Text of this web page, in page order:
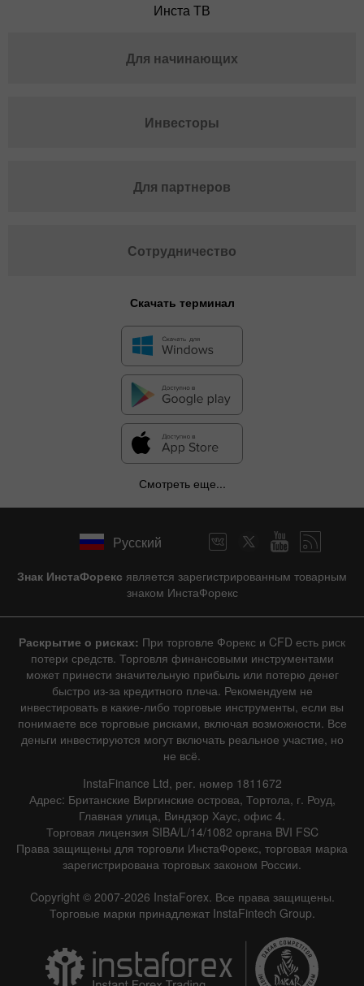
Инста ТВ
Для начинающих
Инвесторы
Для партнеров
Сотрудничество
Скачать терминал
Смотреть еще...
Русский
Знак ИнстаФорекс является зарегистрированным товарным
знаком ИнстаФорекс
Раскрытие о рисках: При торговле Форекс и CFD есть риск
потери средств. Торговля финансовыми инструментами
может принести значительную прибыль или потерю денег
быстро из-за кредитного плеча. Рекомендуем не
инвестировать в какие-либо торговые инструменты, если вы
понимаете все торговые рисками, включая возможности. Все
деньги инвестируются могут включать реальное участие, но
не всё.
InstaFinance Ltd, рег. номер 1811672
Адрес: Британские Виргинские острова, Тортола, г. Роуд,
Главная улица, Виндзор Хаус, офис 4.
Торговая лицензия SIBA/L/14/1082 органа BVI FSC
Права защищены для торговли ИнстаФорекс, торговая марка
зарегистрирована торговых законом России.
Copyright © 2007-2026 InstaForex. Все права защищены.
Торговые марки принадлежат InstaFintech Group.